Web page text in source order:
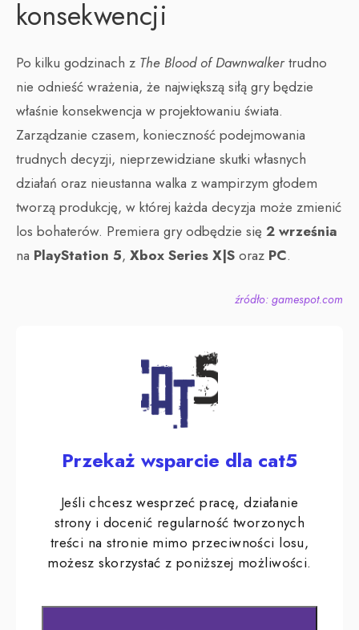
konsekwencji
Po kilku godzinach z The Blood of Dawnwalkertrudno
nie odnieść wrażenia, że największą siłą gry będzie
właśnie konsekwencja w projektowaniu świata.
Zarządzanie czasem, konieczność podejmowania
trudnych decyzji, nieprzewidziane skutki własnych
działań oraz nieustanna walka z wampirzym głodem
tworzą produkcję, w której każda decyzja może zmienić
los bohaterów. Premiera gry odbędzie się 2 września
na PlayStation 5, Xbox Series X|S oraz PC.
źródło: gamespot.com